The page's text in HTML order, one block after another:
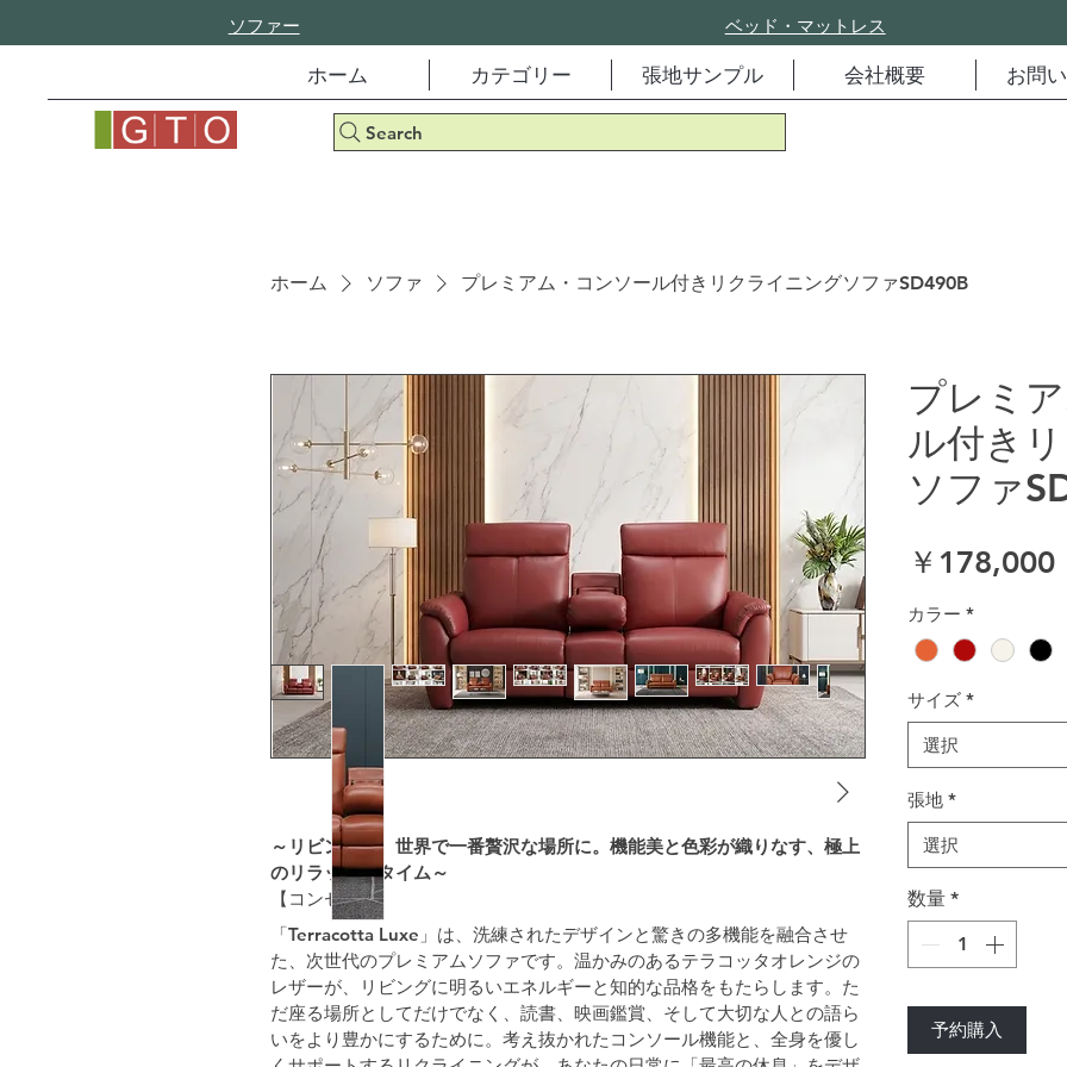
ソファー ベッド・マットレス
ホーム カテゴリー 張地サンプル 会社概要 お問
Search
ホーム ソファ プレミアム・コンソール付きリクライニングソファSD490B
～リビングを、世界で一番贅沢な場所に。機能美と色彩が織りなす、極上
のリラックスタイム～
【コンセプト】
「Terracotta Luxe」は、洗練されたデザインと驚きの多機能を融合させ
た、次世代のプレミアムソファです。温かみのあるテラコッタオレンジの
レザーが、リビングに明るいエネルギーと知的な品格をもたらします。た
だ座る場所としてだけでなく、読書、映画鑑賞、そして大切な人との語ら
いをより豊かにするために。考え抜かれたコンソール機能と、全身を優し
プレミ
ル付き
ソファ
￥178,000
カラー *
サイズ *
選択
張地 *
選択
数量 *
予約購入